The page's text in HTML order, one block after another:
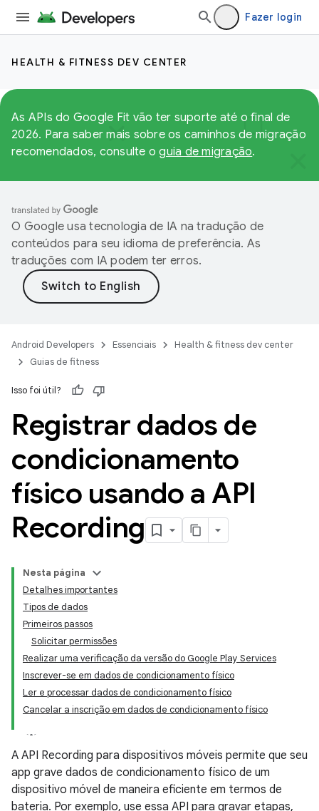
Fazer login
HEALTH & FITNESS DEV CENTER
As APIs do Google Fit vão ter suporte até o final de
2026. Para saber mais sobre os caminhos de migração
recomendados, consulte oguia de migração.
O Google usa tecnologia de IA na tradução de
conteúdos para seu idioma de preferência. As
traduções com IA podem ter erros.
Android Developers Essenciais
Health & fitness dev center
Guias de fitness
Isso foi útil?
Registrar dados de
condicionamento
físico usando a API
Recording
Nesta página
Detalhes importantes
Tipos de dados
Primeiros passos
Solicitar permissões
Realizar uma verificação da versão do Google Play Services
Inscrever-se em dados de condicionamento físico
Ler e processar dados de condicionamento físico
Cancelar a inscrição em dados de condicionamento físico
A API Recording para dispositivos móveis permite que seu
app grave dados de condicionamento físico de um
dispositivo móvel de maneira eficiente em termos de
bateria. Por exemplo, use essa API para gravar etapas,